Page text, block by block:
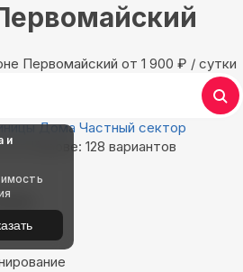
Первомайский oт 1 900 ₽ / сутки
Дома Частный сектор
в Кирове: 128 вариантов
и